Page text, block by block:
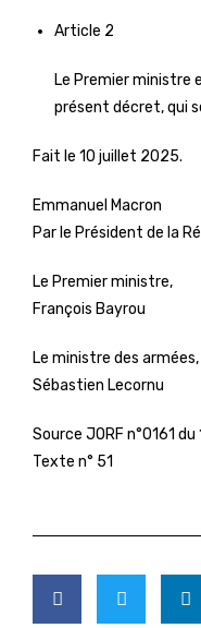
Article 2
Le Premier ministre
présent décret, qui
Fait le 10 juillet 2025.
Emmanuel Macron
Par le Président de la
Le Premier ministre,
François Bayrou
Le ministre des armées,
Sébastien Lecornu
Source JORF n°0161
Texte n° 51